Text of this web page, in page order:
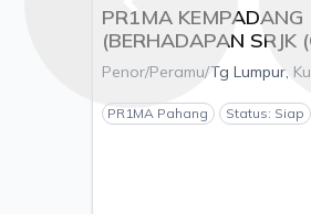
PR1MA KEMPADANG
(BERHADAPAN SRJK
MING), MUKIM KUALA
KUANTAN, DAERAH
KUANTAN, PAHANG -
ESTANIA S/B
Penor/Peramu/Tg Lumpur,
PR1MA Pahang Status: Siap
Previous